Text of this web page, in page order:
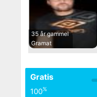
35 år gammel
Gramat
Gratis
100%